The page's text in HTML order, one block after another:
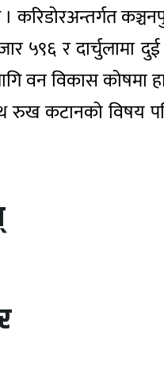
५९६ र दार्चुलामा
वन विकास कोषमा
कटानको विषय पनि